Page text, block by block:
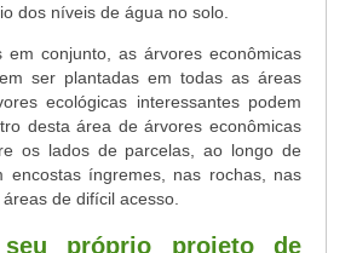
dos níveis de água no solo.
em conjunto, as árvores econômicas
ser plantadas em todas as áreas
ecológicas interessantes podem
desta área de árvores econômicas
os lados de parcelas, ao longo de
encostas íngremes, nas rochas, nas
de difícil acesso.
próprio projeto de